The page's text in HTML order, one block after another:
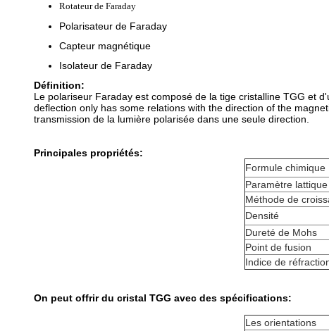
Rotateur de Faraday
Polarisateur de Faraday
Capteur magnétique
Isolateur de Faraday
Définition:
Le polariseur Faraday est composé de la tige cristalline TGG et
deflection only has some relations with the direction of the
transmission de la lumière polarisée dans une seule direction.
Principales propriétés:
Formule chimique
Paramètre lattique
Méthode de
Densité
Dureté de Mohs
Point de fusion
Indice de
On peut offrir du cristal TGG avec des spécifications:
Les orientations